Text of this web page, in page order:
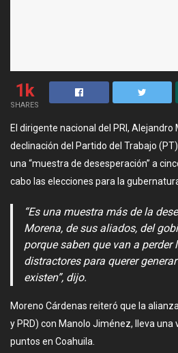
1k
SHARES
El dirigente nacional del PRI,
declinación del Partido del Trabajo
una “muestra de desesperación” a
cabo las elecciones para la
“Es una muestra más de la
Morena, de sus aliados, del
porque saben que van a perder
distractores para querer
existen”, dijo.
Moreno Cárdenas reiteró que la alianza
y PRD) con Manolo Jiménez, lleva una
puntos en Coahuila.